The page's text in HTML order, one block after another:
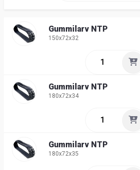
Gummilarv NTP
150x72x32
Gummilarv NTP
180x72x34
Gummilarv NTP
180x72x35